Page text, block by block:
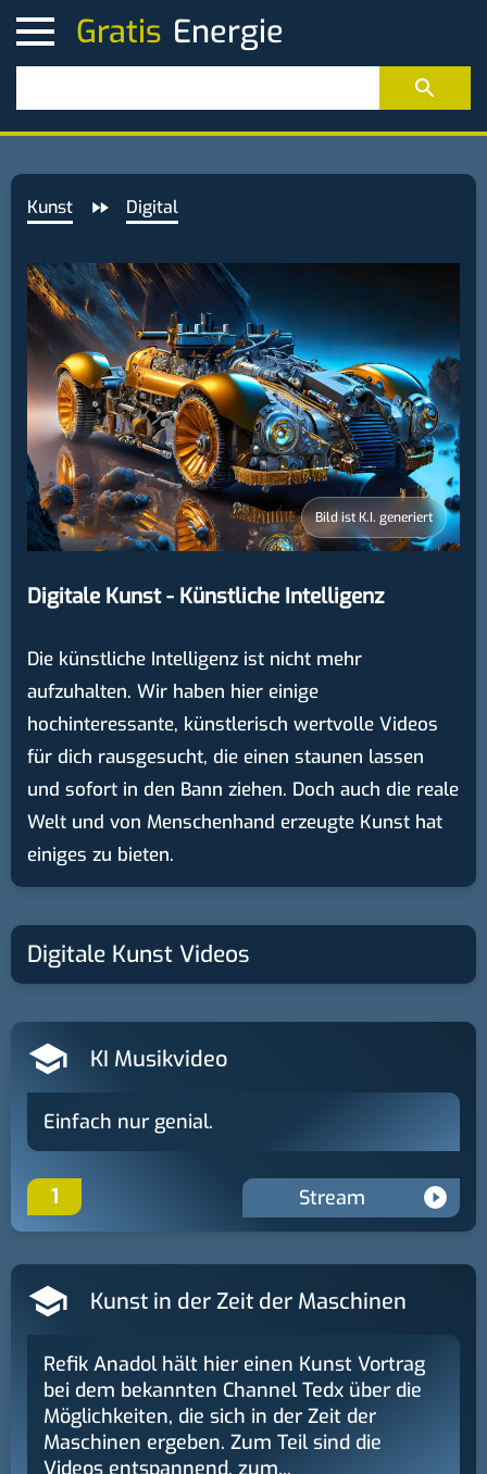
Gratis
Kunst Digital
Bild ist K.I. generiert
Digitale Kunst - Künstliche Intelligenz
Die künstliche Intelligenz ist nicht mehr
aufzuhalten. Wir haben hier einige
hochinteressante, künstlerisch wertvolle Videos
für dich rausgesucht, die einen staunen lassen
und sofort in den Bann ziehen. Doch auch die reale
Welt und von Menschenhand erzeugte Kunst hat
einiges zu bieten.
Digitale Kunst Videos
KI Musikvideo
Einfach nur genial.
1 Stream
Kunst in der Zeit der Maschinen
Refik Anadol hält hier einen Kunst Vortrag
bei dem bekannten Channel Tedx über die
Möglichkeiten, die sich in der Zeit der
Maschinen ergeben. Zum Teil sind die